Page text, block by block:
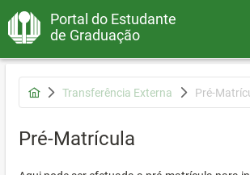
Portal do Estudante
de Graduação
Transferência Externa Pré-
Pré-Matrícula